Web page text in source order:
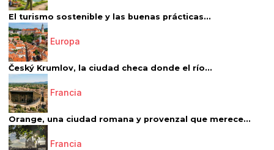
El turismo sostenible y las buenas prácticas...
Europa
Český Krumlov, la ciudad checa donde el río...
Francia
Orange, una ciudad romana y provenzal que merece...
Francia